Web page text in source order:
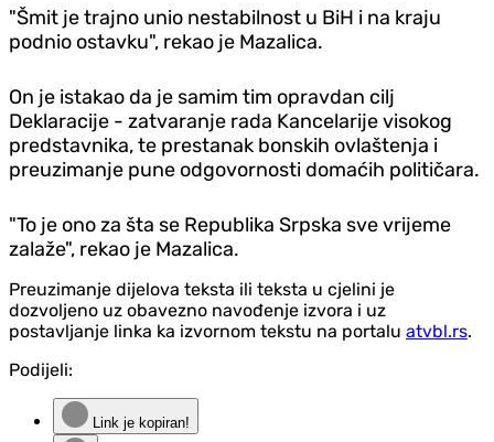
"Šmit je trajno unio nestabilnost u BiH i na kraju
podnio ostavku", rekao je Mazalica.
On je istakao da je samim tim opravdan cilj
Deklaracije - zatvaranje rada Kancelarije visokog
predstavnika, te prestanak bonskih ovlaštenja i
preuzimanje pune odgovornosti domaćih političara.
"To je ono za šta se Republika Srpska sve vrijeme
zalaže", rekao je Mazalica.
Preuzimanje dijelova teksta ili teksta u cjelini je
dozvoljeno uz obavezno navođenje izvora i uz
postavljanje linka ka izvornom tekstu na portalu atvbl.rs.
Podijeli:
Link je kopiran!